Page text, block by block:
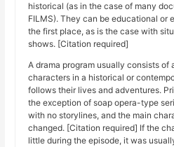
historical (as in the case of many
FILMS). They can be educational or
the first place, as is the case with
shows. [Citation required]
A drama program usually consists of
characters in a historical or
follows their lives and adventures.
the exception of soap opera-type
with no storylines, and the main
changed. [Citation required] If the
little during the episode, it was